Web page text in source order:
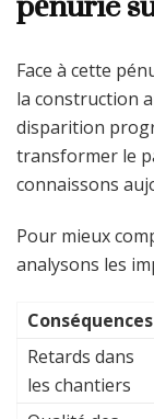
Face à cette
la construction
disparition
transformer le
connaissons
Pour mieux
analysons les
Conséquences
Retards dans
les chantiers